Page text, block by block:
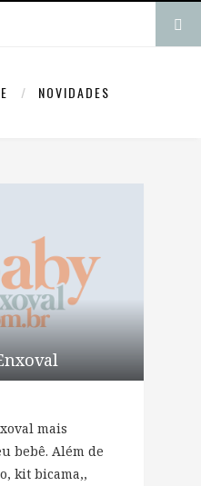
NOVIDADES
mais
bebê. Além de
kit bicama,,